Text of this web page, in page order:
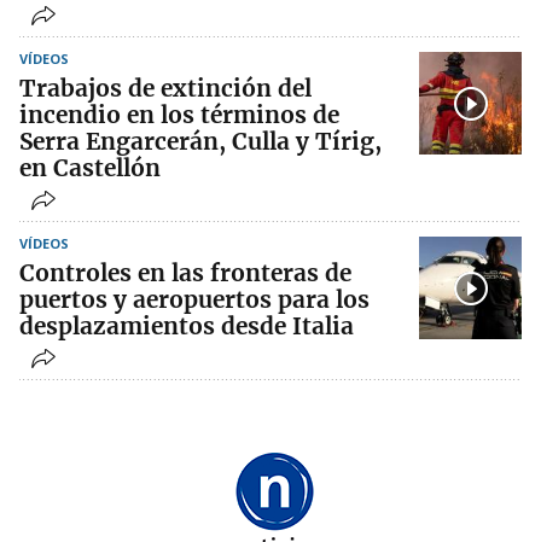
VÍDEOS
Trabajos de extinción del
incendio en los términos de
Serra Engarcerán, Culla y Tírig,
en Castellón
VÍDEOS
Controles en las fronteras de
puertos y aeropuertos para los
desplazamientos desde Italia